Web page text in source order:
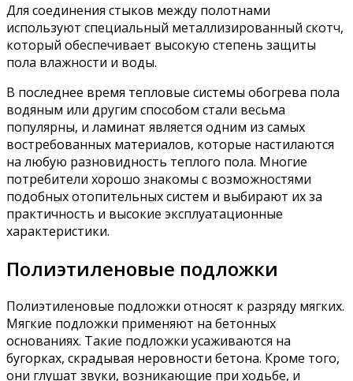
Для соединения стыков между полотнами
используют специальный металлизированный скотч,
который обеспечивает высокую степень защиты
пола влажности и воды.
В последнее время тепловые системы обогрева пола
водяным или другим способом стали весьма
популярны, и ламинат является одним из самых
востребованных материалов, которые настилаются
на любую разновидность теплого пола. Многие
потребители хорошо знакомы с возможностями
подобных отопительных систем и выбирают их за
практичность и высокие эксплуатационные
характеристики.
Полиэтиленовые подложки
Полиэтиленовые подложки относят к разряду мягких.
Мягкие подложки применяют на бетонных
основаниях. Такие подложки усаживаются на
бугорках, скрадывая неровности бетона. Кроме того,
они глушат звуки, возникающие при ходьбе, и